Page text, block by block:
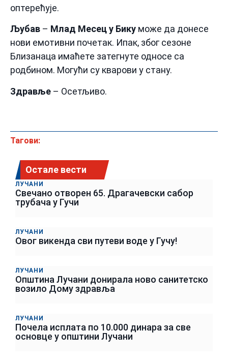
оптерећује.
Љубав – Млад Месец у Бику може да донесе
нови емотивни почетак. Ипак, због сезоне
Близанаца имаћете затегнуте односе са
родбином. Могући су кварови у стану.
Здравље – Осетљиво.
Тагови:
Остале вести
ЛУЧАНИ
Свечано отворен 65. Драгачевски сабор
трубача у Гучи
ЛУЧАНИ
Овог викенда сви путеви воде у Гучу!
ЛУЧАНИ
Општина Лучани донирала ново санитетско
возило Дому здравља
ЛУЧАНИ
Почела исплата по 10.000 динара за све
основце у општини Лучани